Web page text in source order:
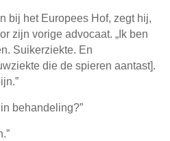
bij het Europees Hof, zegt hij,
zijn vorige advocaat. „Ik ben
Suikerziekte. En
die de spieren aantast].
behandeling?”